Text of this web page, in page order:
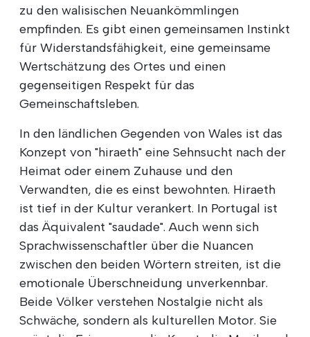
zu den walisischen Neuankömmlingen
empfinden. Es gibt einen gemeinsamen Instinkt
für Widerstandsfähigkeit, eine gemeinsame
Wertschätzung des Ortes und einen
gegenseitigen Respekt für das
Gemeinschaftsleben.
In den ländlichen Gegenden von Wales ist das
Konzept von "hiraeth" eine Sehnsucht nach der
Heimat oder einem Zuhause und den
Verwandten, die es einst bewohnten. Hiraeth
ist tief in der Kultur verankert. In Portugal ist
das Äquivalent "saudade". Auch wenn sich
Sprachwissenschaftler über die Nuancen
zwischen den beiden Wörtern streiten, ist die
emotionale Überschneidung unverkennbar.
Beide Völker verstehen Nostalgie nicht als
Schwäche, sondern als kulturellen Motor. Sie